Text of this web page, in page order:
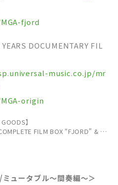
fjord
DOCUMENTARY FIL
music.co.jp/mr
origin
】
FILM BOX “FJORD” & “T
ュータブル〜間奏編〜＞